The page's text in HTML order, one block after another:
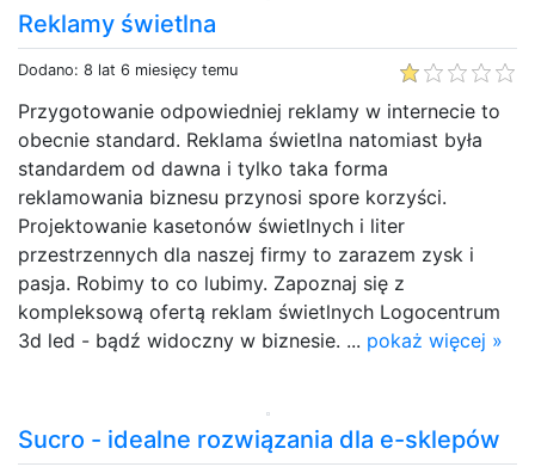
Reklamy świetlna
Dodano: 8 lat 6 miesięcy temu
Przygotowanie odpowiedniej reklamy w internecie to
obecnie standard. Reklama świetlna natomiast była
standardem od dawna i tylko taka forma
reklamowania biznesu przynosi spore korzyści.
Projektowanie kasetonów świetlnych i liter
przestrzennych dla naszej firmy to zarazem zysk i
pasja. Robimy to co lubimy. Zapoznaj się z
kompleksową ofertą reklam świetlnych Logocentrum
3d led - bądź widoczny w biznesie. ... pokaż więcej »
Sucro - idealne rozwiązania dla e-sklepów